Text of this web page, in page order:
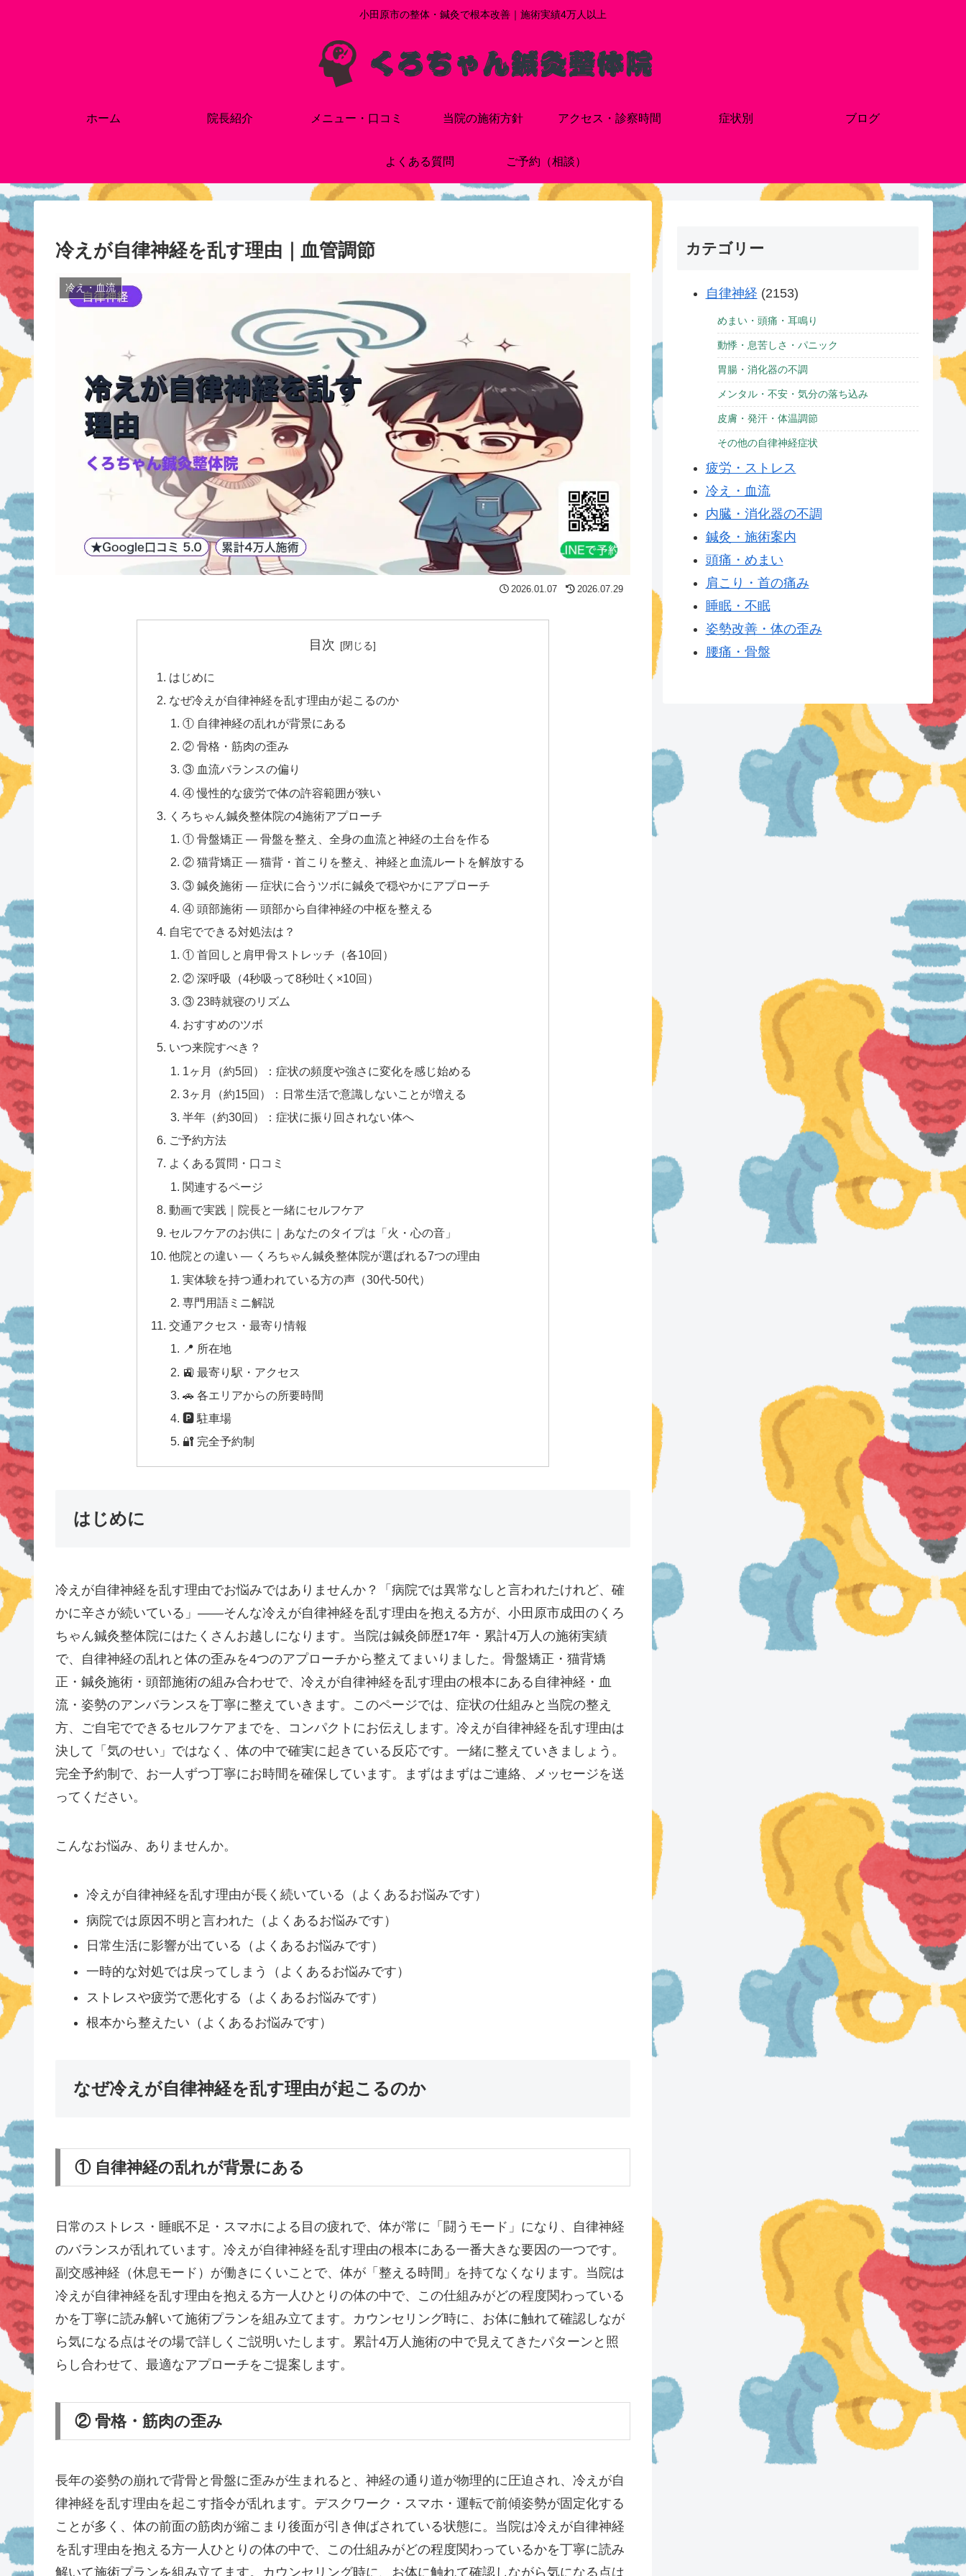
小田原市の整体・鍼灸で根本改善｜施術実績4万人以上
ホーム 院長紹介 メニュー・口コミ 当院の施術方針 アクセス・診察時間 症状別 ブログ
よくある質問 ご予約（相談）
冷えが自律神経を乱す理由｜血管調節
冷え・血流
2026.01.07 2026.07.29
目次
はじめに
なぜ冷えが自律神経を乱す理由が起こるのか
① 自律神経の乱れが背景にある
② 骨格・筋肉の歪み
③ 血流バランスの偏り
④ 慢性的な疲労で体の許容範囲が狭い
くろちゃん鍼灸整体院の4施術アプローチ
① 骨盤矯正 — 骨盤を整え、全身の血流と神経の土台を作る
② 猫背矯正 — 猫背・首こりを整え、神経と血流ルートを解放する
③ 鍼灸施術 — 症状に合うツボに鍼灸で穏やかにアプローチ
④ 頭部施術 — 頭部から自律神経の中枢を整える
自宅でできる対処法は？
① 首回しと肩甲骨ストレッチ（各10回）
② 深呼吸（4秒吸って8秒吐く×10回）
③ 23時就寝のリズム
おすすめのツボ
いつ来院すべき？
1ヶ月（約5回）：症状の頻度や強さに変化を感じ始める
3ヶ月（約15回）：日常生活で意識しないことが増える
半年（約30回）：症状に振り回されない体へ
ご予約方法
よくある質問・口コミ
関連するページ
動画で実践｜院長と一緒にセルフケア
セルフケアのお供に｜あなたのタイプは「火・心の音」
他院との違い — くろちゃん鍼灸整体院が選ばれる7つの理由
実体験を持つ通われている方の声（30代-50代）
専門用語ミニ解説
交通アクセス・最寄り情報
📍 所在地
🚉 最寄り駅・アクセス
🚗 各エリアからの所要時間
🅿 駐車場
🔐 完全予約制
はじめに
冷えが自律神経を乱す理由でお悩みではありませんか？「病院では異常なしと言われたけれど、確
かに辛さが続いている」——そんな冷えが自律神経を乱す理由を抱える方が、小田原市成田のくろ
ちゃん鍼灸整体院にはたくさんお越しになります。当院は鍼灸師歴17年・累計4万人の施術実績
で、自律神経の乱れと体の歪みを4つのアプローチから整えてまいりました。骨盤矯正・猫背矯
正・鍼灸施術・頭部施術の組み合わせで、冷えが自律神経を乱す理由の根本にある自律神経・血
流・姿勢のアンバランスを丁寧に整えていきます。このページでは、症状の仕組みと当院の整え
方、ご自宅でできるセルフケアまでを、コンパクトにお伝えします。冷えが自律神経を乱す理由は
決して「気のせい」ではなく、体の中で確実に起きている反応です。一緒に整えていきましょう。
完全予約制で、お一人ずつ丁寧にお時間を確保しています。まずはまずはご連絡、メッセージを送
ってください。
こんなお悩み、ありませんか。
冷えが自律神経を乱す理由が長く続いている（よくあるお悩みです）
病院では原因不明と言われた（よくあるお悩みです）
日常生活に影響が出ている（よくあるお悩みです）
一時的な対処では戻ってしまう（よくあるお悩みです）
ストレスや疲労で悪化する（よくあるお悩みです）
根本から整えたい（よくあるお悩みです）
なぜ冷えが自律神経を乱す理由が起こるのか
① 自律神経の乱れが背景にある
日常のストレス・睡眠不足・スマホによる目の疲れで、体が常に「闘うモード」になり、自律神経
のバランスが乱れています。冷えが自律神経を乱す理由の根本にある一番大きな要因の一つです。
副交感神経（休息モード）が働きにくいことで、体が「整える時間」を持てなくなります。当院は
冷えが自律神経を乱す理由を抱える方一人ひとりの体の中で、この仕組みがどの程度関わっている
かを丁寧に読み解いて施術プランを組み立てます。カウンセリング時に、お体に触れて確認しなが
ら気になる点はその場で詳しくご説明いたします。累計4万人施術の中で見えてきたパターンと照
らし合わせて、最適なアプローチをご提案します。
② 骨格・筋肉の歪み
長年の姿勢の崩れで背骨と骨盤に歪みが生まれると、神経の通り道が物理的に圧迫され、冷えが自
律神経を乱す理由を起こす指令が乱れます。デスクワーク・スマホ・運転で前傾姿勢が固定化する
ことが多く、体の前面の筋肉が縮こまり後面が引き伸ばされている状態に。当院は冷えが自律神経
を乱す理由を抱える方一人ひとりの体の中で、この仕組みがどの程度関わっているかを丁寧に読み
解いて施術プランを組み立てます。カウンセリング時に、お体に触れて確認しながら気になる点は
カテゴリー
自律神経 (2153)
めまい・頭痛・耳鳴り
動悸・息苦しさ・パニック
胃腸・消化器の不調
メンタル・不安・気分の落ち込み
皮膚・発汗・体温調節
その他の自律神経症状
疲労・ストレス
冷え・血流
内臓・消化器の不調
鍼灸・施術案内
頭痛・めまい
肩こり・首の痛み
睡眠・不眠
姿勢改善・体の歪み
腰痛・骨盤